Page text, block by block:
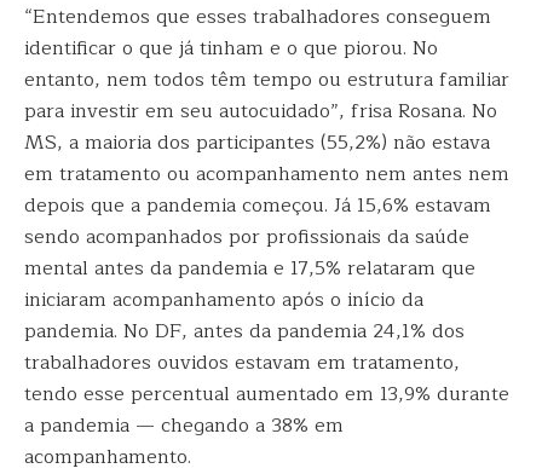
“Entendemos que esses trabalhadores conseguem
identificar o que já tinham e o que piorou. No
entanto, nem todos têm tempo ou estrutura familiar
para investir em seu autocuidado”, frisa Rosana. No
MS, a maioria dos participantes (55,2%) não estava
em tratamento ou acompanhamento nem antes nem
depois que a pandemia começou. Já 15,6% estavam
sendo acompanhados por profissionais da saúde
mental antes da pandemia e 17,5% relataram que
iniciaram acompanhamento após o início da
pandemia. No DF, antes da pandemia 24,1% dos
trabalhadores ouvidos estavam em tratamento,
tendo esse percentual aumentado em 13,9% durante
a pandemia — chegando a 38% em
acompanhamento.